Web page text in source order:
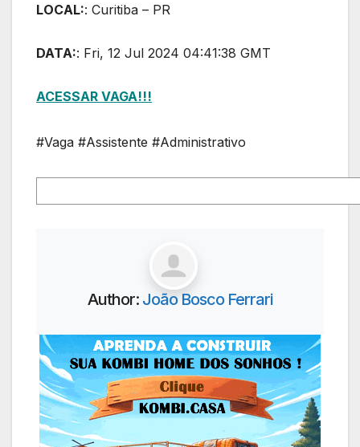
LOCAL:: Curitiba – PR
DATA:: Fri, 12 Jul 2024 04:41:38 GMT
ACESSAR VAGA!!!
#Vaga #Assistente #Administrativo
Author: João Bosco Ferrari